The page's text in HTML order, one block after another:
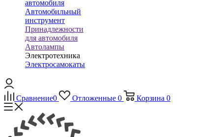
автомобиля
Автомобильный
инструмент
Принадлежности
для автомобиля
Автолампы
Электротехника
Электросамокаты
Сравнение0 Отложенные 0 Корзина 0